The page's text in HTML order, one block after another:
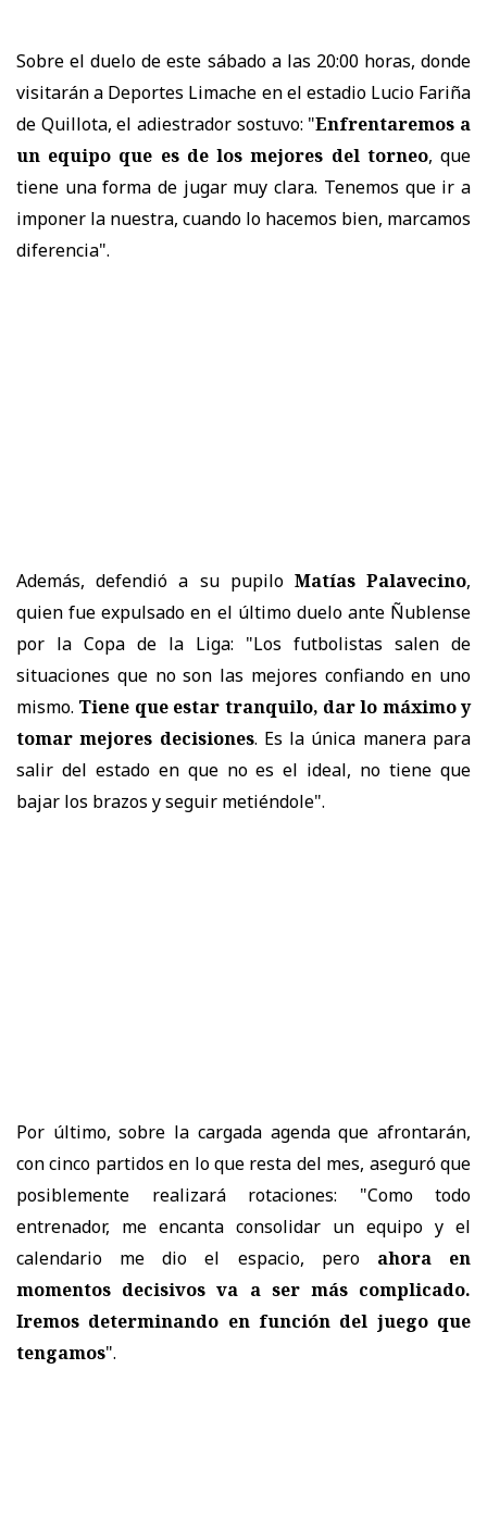
Sobre el duelo de este sábado a las 20:00 horas, donde
visitarán a Deportes Limache en el estadio Lucio Fariña
de Quillota, el adiestrador sostuvo: "Enfrentaremos a
un equipo que es de los mejores del torneo, que
tiene una forma de jugar muy clara. Tenemos que ir a
imponer la nuestra, cuando lo hacemos bien, marcamos
diferencia".
Además, defendió a su pupilo Matías Palavecino,
quien fue expulsado en el último duelo ante Ñublense
por la Copa de la Liga: "Los futbolistas salen de
situaciones que no son las mejores confiando en uno
mismo. Tiene que estar tranquilo, dar lo máximo y
tomar mejores decisiones. Es la única manera para
salir del estado en que no es el ideal, no tiene que
bajar los brazos y seguir metiéndole".
Por último, sobre la cargada agenda que afrontarán,
con cinco partidos en lo que resta del mes, aseguró que
posiblemente realizará rotaciones: "Como todo
entrenador, me encanta consolidar un equipo y el
calendario me dio el espacio, pero ahora en
momentos decisivos va a ser más complicado.
Iremos determinando en función del juego que
tengamos".